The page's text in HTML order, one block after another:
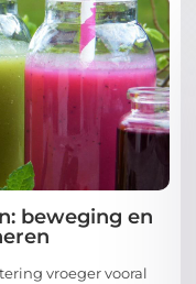
beweging en
vroeger vooral